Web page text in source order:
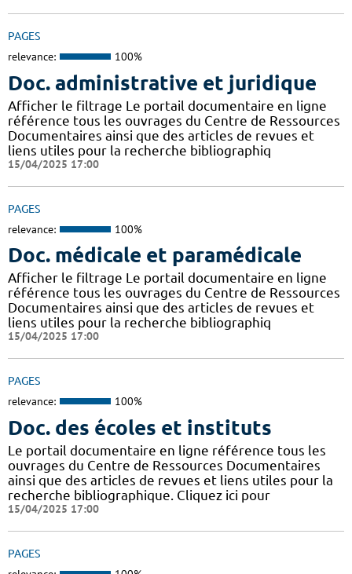
PAGES
relevance: 100%
Doc. administrative et juridique
Afficher le filtrage Le portail documentaire en ligne
référence tous les ouvrages du Centre de Ressources
Documentaires ainsi que des articles de revues et
liens utiles pour la recherche bibliographiq
15/04/2025 17:00
PAGES
relevance: 100%
Doc. médicale et paramédicale
Afficher le filtrage Le portail documentaire en ligne
référence tous les ouvrages du Centre de Ressources
Documentaires ainsi que des articles de revues et
liens utiles pour la recherche bibliographiq
15/04/2025 17:00
PAGES
relevance: 100%
Doc. des écoles et instituts
Le portail documentaire en ligne référence tous les
ouvrages du Centre de Ressources Documentaires
ainsi que des articles de revues et liens utiles pour la
recherche bibliographique. Cliquez ici pour
15/04/2025 17:00
PAGES